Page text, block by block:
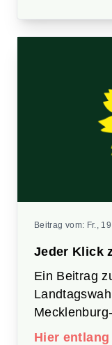
Beitrag vom: Fr.,
Jeder Klick
Ein Beitrag
Hier entlang